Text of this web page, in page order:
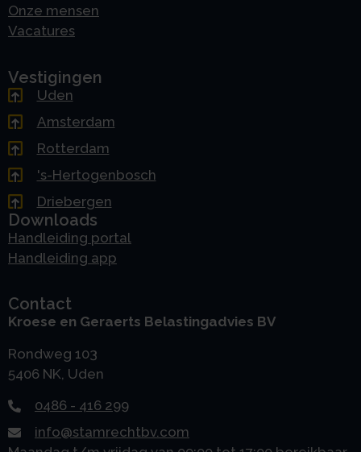
Onze mensen
Vacatures
Vestigingen
Uden
Amsterdam
Rotterdam
's-Hertogenbosch
Driebergen
Downloads
Handleiding portal
Handleiding app
Contact
Kroese en Geraerts Belastingadvies BV
Rondweg 103
5406 NK, Uden
0486 - 416 299
info@stamrechtbv.com